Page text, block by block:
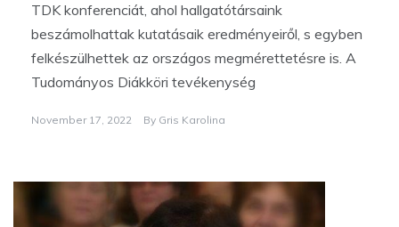
TDK konferenciát, ahol hallgatótársaink
beszámolhattak kutatásaik eredményeiről, s egyben
felkészülhettek az országos megmérettetésre is. A
Tudományos Diákköri tevékenység
November 17, 2022 By Gris Karolina